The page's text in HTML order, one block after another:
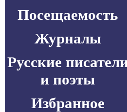
Посещаемость
Журналы
Русские
и поэты
Избранное